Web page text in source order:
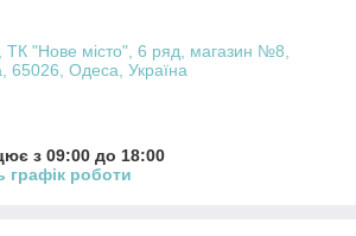
спиці – 5–7 мм.
товщину, добре тримають
під час використання.
з пряжі Алізе
ТК "Нове місто", 6 ряд, магазин №8,
65026, Одеса, Україна
з 09:00 до 18:00
графік роботи